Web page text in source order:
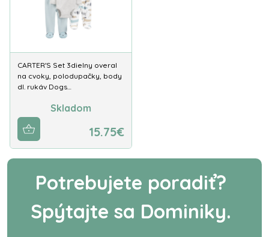
CARTER'S Set 3dielny overal
na cvoky, polodupačky, body
dl. rukáv Dogs…
Skladom
15.75€
Potrebujete poradiť?
Spýtajte sa Dominiky.